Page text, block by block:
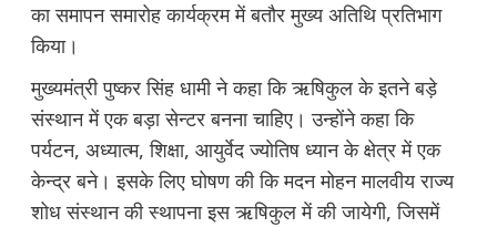
का समापन समारोह कार्यक्रम में बतौर मुख्य अतिथि प्रतिभाग
किया।
मुख्यमंत्री पुष्कर सिंह धामी ने कहा कि ऋषिकुल के इतने बड़े
संस्थान में एक बड़ा सेन्टर बनना चाहिए। उन्होंने कहा कि
पर्यटन, अध्यात्म, शिक्षा, आयुर्वेद ज्योतिष ध्यान के क्षेत्र में एक
केन्द्र बने। इसके लिए घोषण की कि मदन मोहन मालवीय राज्य
शोध संस्थान की स्थापना इस ऋषिकुल में की जायेगी, जिसमें